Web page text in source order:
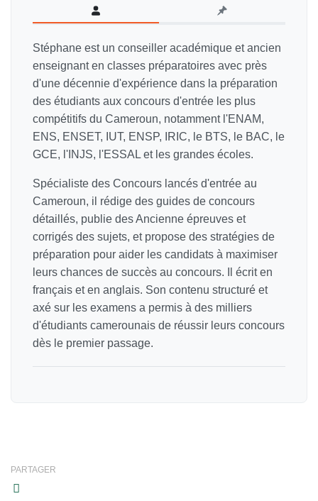
Stéphane est un conseiller académique et ancien
enseignant en classes préparatoires avec près
d'une décennie d'expérience dans la préparation
des étudiants aux concours d'entrée les plus
compétitifs du Cameroun, notamment l'ENAM,
ENS, ENSET, IUT, ENSP, IRIC, le BTS, le BAC, le
GCE, l'INJS, l'ESSAL et les grandes écoles.
Spécialiste des Concours lancés d'entrée au
Cameroun, il rédige des guides de concours
détaillés, publie des Ancienne épreuves et
corrigés des sujets, et propose des stratégies de
préparation pour aider les candidats à maximiser
leurs chances de succès au concours. Il écrit en
français et en anglais. Son contenu structuré et
axé sur les examens a permis à des milliers
d'étudiants camerounais de réussir leurs concours
dès le premier passage.
PARTAGER